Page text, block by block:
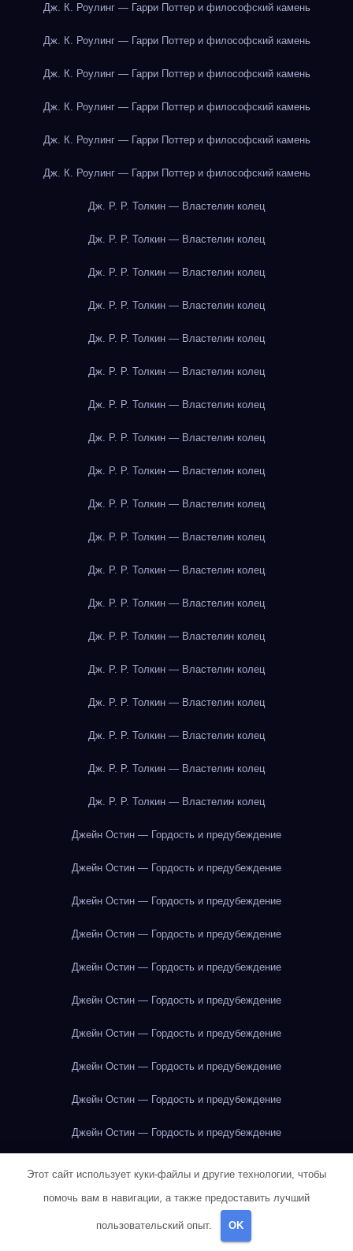
Дж. К. Роулинг — Гарри Поттер и философский камень
Дж. К. Роулинг — Гарри Поттер и философский камень
Дж. К. Роулинг — Гарри Поттер и философский камень
Дж. К. Роулинг — Гарри Поттер и философский камень
Дж. К. Роулинг — Гарри Поттер и философский камень
Дж. К. Роулинг — Гарри Поттер и философский камень
Дж. Р. Р. Толкин — Властелин колец
Дж. Р. Р. Толкин — Властелин колец
Дж. Р. Р. Толкин — Властелин колец
Дж. Р. Р. Толкин — Властелин колец
Дж. Р. Р. Толкин — Властелин колец
Дж. Р. Р. Толкин — Властелин колец
Дж. Р. Р. Толкин — Властелин колец
Дж. Р. Р. Толкин — Властелин колец
Дж. Р. Р. Толкин — Властелин колец
Дж. Р. Р. Толкин — Властелин колец
Дж. Р. Р. Толкин — Властелин колец
Дж. Р. Р. Толкин — Властелин колец
Дж. Р. Р. Толкин — Властелин колец
Дж. Р. Р. Толкин — Властелин колец
Дж. Р. Р. Толкин — Властелин колец
Дж. Р. Р. Толкин — Властелин колец
Дж. Р. Р. Толкин — Властелин колец
Дж. Р. Р. Толкин — Властелин колец
Дж. Р. Р. Толкин — Властелин колец
Джейн Остин — Гордость и предубеждение
Джейн Остин — Гордость и предубеждение
Джейн Остин — Гордость и предубеждение
Джейн Остин — Гордость и предубеждение
Джейн Остин — Гордость и предубеждение
Джейн Остин — Гордость и предубеждение
Джейн Остин — Гордость и предубеждение
Джейн Остин — Гордость и предубеждение
Джейн Остин — Гордость и предубеждение
Джейн Остин — Гордость и предубеждение
Джейн Остин — Гордость и предубеждение
Джейн Остин — Гордость и предубеждение
Этот сайт использует куки-файлы и другие технологии, чтобы
помочь вам в навигации, а также предоставить лучший
пользовательский опыт. OK